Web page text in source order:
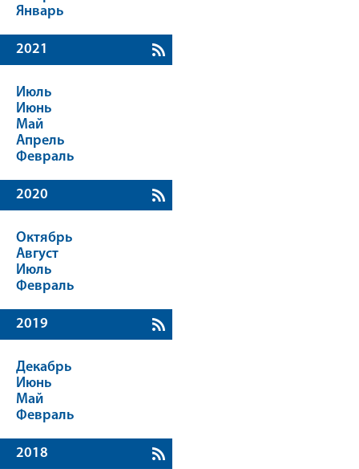
Январь
2021
Июль
Июнь
Май
Апрель
Февраль
2020
Октябрь
Август
Июль
Февраль
2019
Декабрь
Июнь
Май
Февраль
2018